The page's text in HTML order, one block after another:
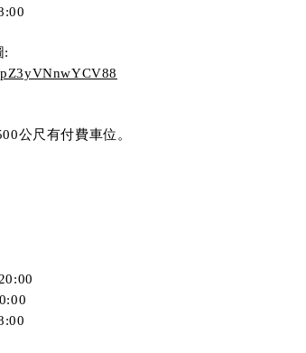
:
公尺有付費車位。